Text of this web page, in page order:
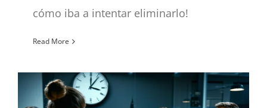
cómo iba a intentar eliminarlo!
Read More